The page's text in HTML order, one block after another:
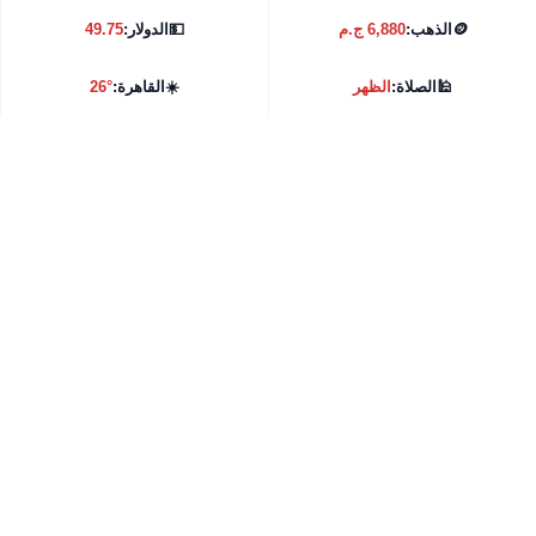
🪙 الذهب:6,880 ج.م 💵الدولار:49.75
🕌الصلاة:الظهر ☀️القاهرة:26°